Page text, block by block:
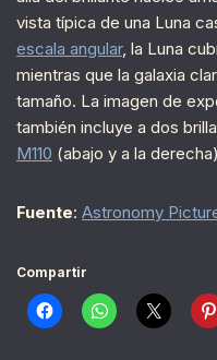
vista típica de una Luna
escala angular, la Luna
mientras que la galaxia
tamaño. La imagen de
también incluye a dos
M110 (abajo y a la
Fuente: Astronomy
Compartir